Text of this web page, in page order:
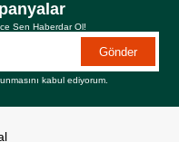
Sen Haberdar Ol!
Gönder
kabul ediyorum.